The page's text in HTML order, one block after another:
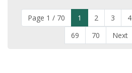
Page 1 / 70 1 2 3 4
69
70 Next